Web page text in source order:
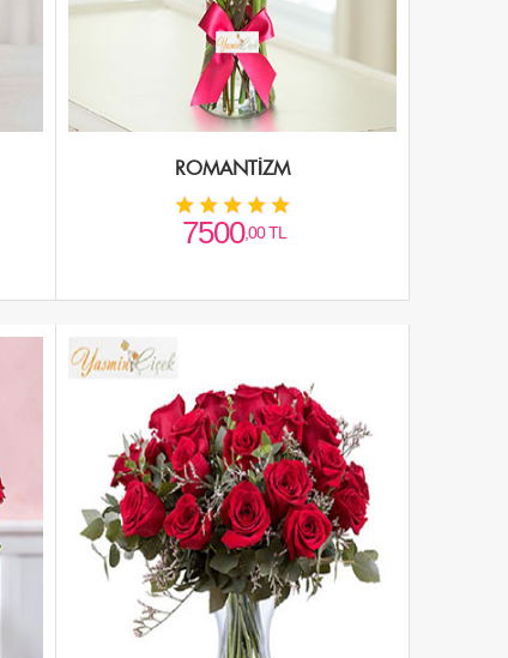
ROMANTİZM
7500,00 TL